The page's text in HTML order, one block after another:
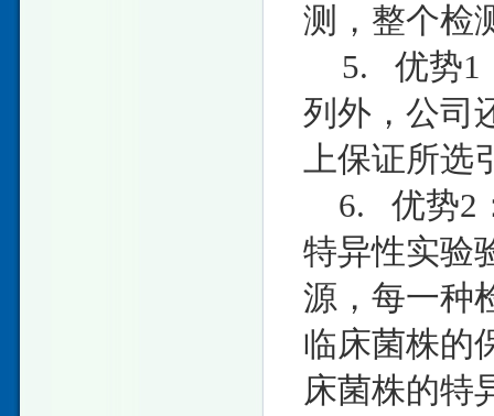
测，整个检
5. 优势1
列外，公司
上保证所选
6. 优势2
特异性实验
源，每一种
临床菌株的
床菌株的特